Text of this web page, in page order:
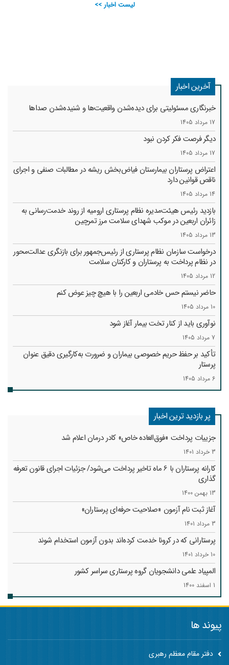
لیست اخبار >>
آخرین اخبار
خبرنگاری مسئولیتی برای دیده‌شدن واقعیت‌ها و شنیده‌شدن صداها
17 مرداد 1405
دیگر فرصت فکر کردن نبود
17 مرداد 1405
اعتراض پرستاران بیمارستان فیاض‌بخش ریشه در مطالبات صنفی و اجرای
ناقص قوانین دارد
14 مرداد 1405
بازدید رئیس هیئت‌مدیره نظام پرستاری ارومیه از روند خدمت‌رسانی به
زائران اربعین در موکب شهدای سلامت مرز تمرچین
13 مرداد 1405
درخواست سازمان نظام پرستاری از رئیس‌جمهور برای بازنگری عدالت‌محور
در نظام پرداخت به پرستاران و کارکنان سلامت
12 مرداد 1405
حاضر نیستم حس خادمی اربعین را با هیچ چیز عوض کنم
10 مرداد 1405
نوآوری باید از کنار تخت بیمار آغاز شود
7 مرداد 1405
تأکید بر حفظ حریم خصوصی بیماران و ضرورت به‌کارگیری دقیق عنوان
پرستار
6 مرداد 1405
پر بازدید ترین اخبار
جزییات پرداخت «فوق‌العاده خاص» کادر درمان اعلام شد
3 خرداد 1401
کارانه‌ پرستاران با 6 ماه تاخیر پرداخت می‌شود/ جزئیات اجرای قانون تعرفه
گذاری
13 بهمن 1400
آغاز ثبت نام آزمون «صلاحیت حرفه‌ای پرستاران»
3 مرداد 1401
پرستارانی که در کرونا خدمت کرد‌ه‌اند بدون آزمون استخدام شوند
10 خرداد 1401
المپیاد علمی دانشجویان گروه پرستاری سراسر کشور
1 اسفند 1400
پیوند ها
دفتر مقام معظم رهبری